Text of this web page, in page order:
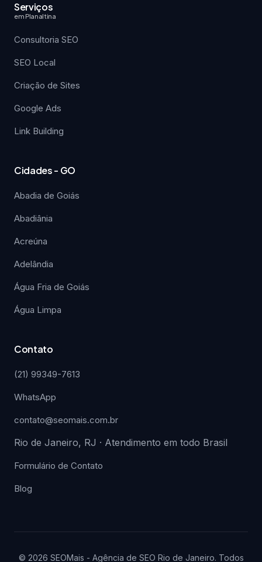
Serviços
em Planaltina
Consultoria SEO
SEO Local
Criação de Sites
Google Ads
Link Building
Cidades - GO
Abadia de Goiás
Abadiânia
Acreúna
Adelândia
Água Fria de Goiás
Água Limpa
Contato
(21) 99349-7613
WhatsApp
contato@seomais.com.br
Rio de Janeiro, RJ · Atendimento em todo Brasil
Formulário de Contato
Blog
© 2026 SEOMais - Agência de SEO Rio de Janeiro. Todos